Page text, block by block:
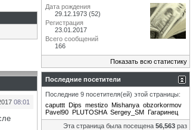
08:01
Дата рождения
29.12.1973 (52)
Регистрация
23.01.2017
Всего сообщений
166
Показать всю статистику
Последние посетители
Последние 9 посетителя(ей) этой страницы:
caputtt Dips mestizo Mishanya obzorkormov
Pavel90 PLUTOSHA Sergey_SM Гагаринец
Эта страница была посещена 56,563 раз